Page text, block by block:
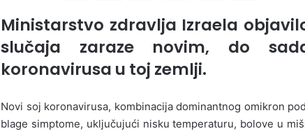
Ministarstvo zdravlja Izraela
slučaja zaraze novim, do
koronavirusa u toj zemlji.
Novi soj koronavirusa, kombinacija dominantnog omikron
blage simptome, uključujući nisku temperaturu, bolove u